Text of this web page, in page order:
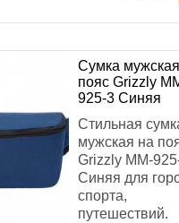
Сумка
пояс Grizzly
925-3 Синяя
Стильная
мужская на
Grizzly MM-
Синяя для
спорта,
путешествий.